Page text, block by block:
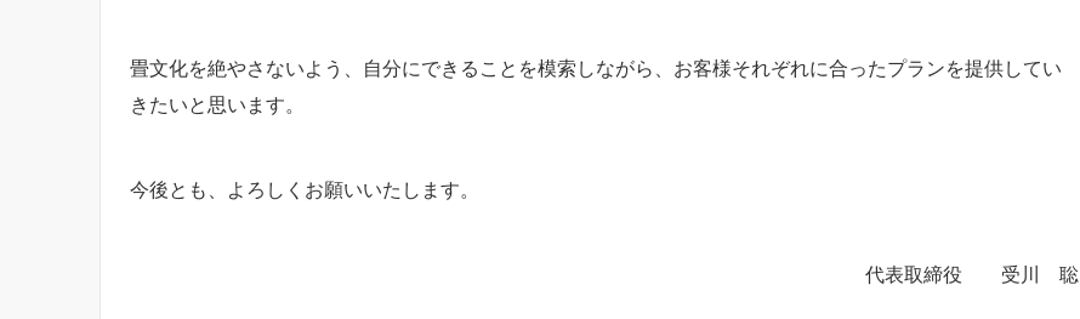
畳文化を絶やさないよう、自分にできることを模索しながら、お客様それぞれに合ったプランを提供してい
きたいと思います。
今後とも、よろしくお願いいたします。
代表取締役 受川 聡